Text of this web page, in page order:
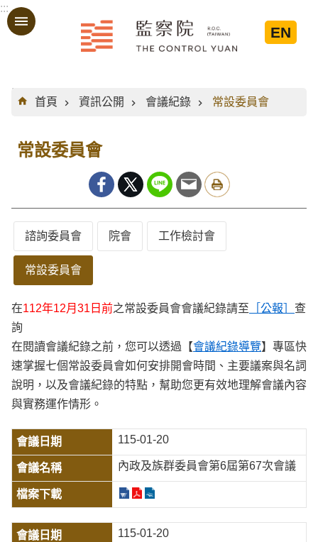
跳到主要內容區塊
:::
EN
:::
首頁
資訊公開 會議紀錄 常設委員會
常設委員會
諮詢委員會 院會 工作檢討會
常設委員會
在112年12月31日前之常設委員會會議紀錄請至 ［公報］ 查
詢
在閱讀會議紀錄之前，您可以透過【會議紀錄導覽】專區快
速掌握七個常設委員會如何安排開會時間、主要議案與名詞
說明，以及會議紀錄的特點，幫助您更有效地理解會議內容
與實務運作情形。
115-01-20
內政及族群委員會第6屆第67次會議
115-01-20